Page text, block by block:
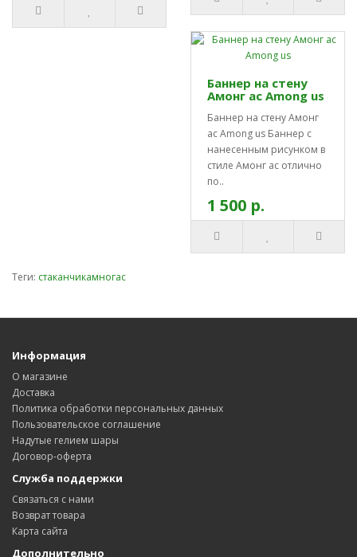
Баннер на стену
Амонг ас Among us
Баннер на стену Амонг
ас Among us Баннер с
нанесенным рисунком в
стиле Амонг ас отлично
по..
1 500 р.
Теги: стаканчикамногас
Информация
О магазине
Доставка
Политика обработки персональных данных
Пользовательское соглашение
Надутые гелием шары
Договор-оферта
Служба поддержки
Связаться с нами
Возврат товара
Карта сайта
Дополнительно